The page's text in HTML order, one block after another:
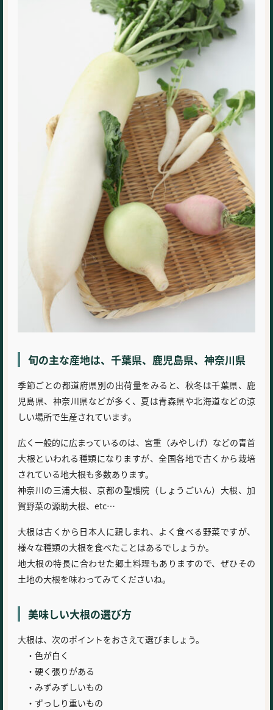
旬の主な産地は、千葉県、鹿児島県、神奈川県
季節ごとの都道府県別の出荷量をみると、秋冬は千葉県、鹿
児島県、神奈川県などが多く、夏は青森県や北海道などの涼
しい場所で生産されています。
広く一般的に広まっているのは、宮重（みやしげ）などの青首
大根といわれる種類になりますが、全国各地で古くから栽培
されている地大根も多数あります。
神奈川の三浦大根、京都の聖護院（しょうごいん）大根、加
賀野菜の源助大根、etc…
大根は古くから日本人に親しまれ、よく食べる野菜ですが、
様々な種類の大根を食べたことはあるでしょうか。
地大根の特長に合わせた郷土料理もありますので、ぜひその
土地の大根を味わってみてくださいね。
美味しい大根の選び方
大根は、次のポイントをおさえて選びましょう。
・色が白く
・硬く張りがある
・みずみずしいもの
・ずっしり重いもの